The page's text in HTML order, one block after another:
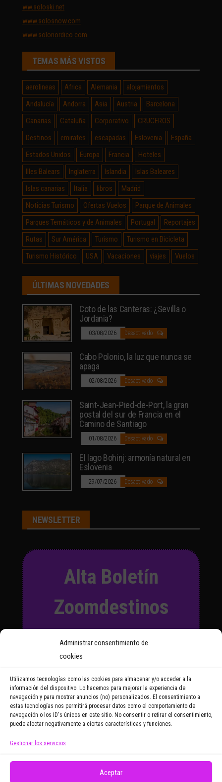
Administrar consentimiento de
cookies
Utilizamos tecnologías como las cookies para almacenar y/o acceder a la
información del dispositivo. Lo hacemos para mejorar la experiencia de
navegación y para mostrar anuncios (no) personalizados. El consentimiento a
estas tecnologías nos permitirá procesar datos como el comportamiento de
navegación o los ID's únicos en este sitio. No consentir o retirar el consentimiento,
puede afectar negativamente a ciertas características y funciones.
Gestionar los servicios
Aceptar
ww.soloski.net
www.solosnow.com
www.solonordico.com
TEMAS MÁS VISTOS
aerolineas Africa Alemania
alojamientos
Andalucía
Andorra Asia Austria
Barcelona
Canarias
Cataluña Corporativo
CRUCEROS
Destinos
emirates escapadas Eslovenia
España
Estados Unidos
Europa Francia
Hoteles
Illes Balears
Inglaterra Islandia
Islas Baleares
Islas canarias
Italia libros
Madrid
Noticias Turismo
Ofertas Vuelos
Parque de Animales
Parques Temáticos y de Animales
Portugal
Reportajes
Rutas
Sur América Turismo
Turismo en Bicicleta
Turismo Histórico
USA Vacaciones viajes Vuelos
ÚLTIMAS NOVEDADES
Coto de las Canteras: ¿Sevilla o
Jordania?
03/08/2026 Desactivado
Cabo Polonio, la luz que nunca se
apaga
02/08/2026 Desactivado
Saint-Jean-Pied-de-Port, la gran
postal del sur de Francia en el
Camino de Santiago
01/08/2026 Desactivado
El lago Bohinj: armonía natural en
Eslovenia
29/07/2026 Desactivado
NEWSLETTER
Alta Boletín
Zoomdestinos
y recibirás regularmente las
noticias y reportajes que
Email Address
electrónicos promocionales de Zoomdestinos.es